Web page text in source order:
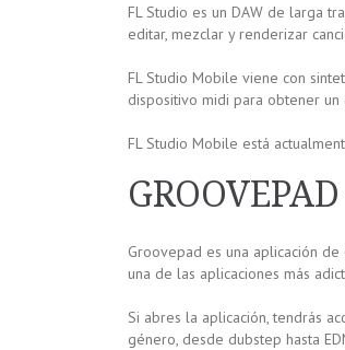
FL Studio es un DAW de larga
editar, mezclar y renderizar
FL Studio Mobile viene con
dispositivo midi para obtener
FL Studio Mobile está
Groovepad es una aplicación
una de las aplicaciones más
Si abres la aplicación, tendrás
género, desde dubstep hasta